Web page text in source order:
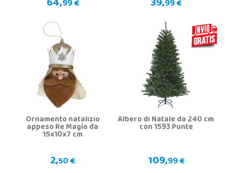
99 € 99 €
Ornamento natalizio
appeso Re Magio da
15x10x7 cm
2,50 €
Albero di Natale da 240 cm
con 1593 Punte
109,99 €